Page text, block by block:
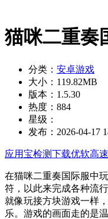
猫咪二重奏
分类： 安卓游戏
大小： 119.82MB
版本： 1.5.30
热度： 884
星级：
发布： 2026-04-17
应用宝检测下载优软高
在猫咪二重奏国际服中
符，以此来完成各种流
就像玩接方块游戏一样
乐。游戏的画面走的是